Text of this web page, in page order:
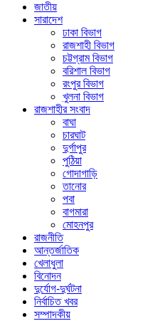
জাতীয়
সারাদেশ
ঢাকা বিভাগ
রাজশাহী বিভাগ
চট্টগ্রাম বিভাগ
বরিশাল বিভাগ
রংপুর বিভাগ
খুলনা বিভাগ
রাজশাহীর সংবাদ
বাঘা
চারঘাট
দুর্গাপুর
পুঠিয়া
গোদাগাড়ি
তানোর
পবা
বাগমারা
মোহনপুর
রাজনীতি
আন্তর্জাতিক
খেলাধুলা
বিনোদন
দুর্যোগ-দুর্ঘটনা
নির্বাচিত খবর
সম্পাদকীয়